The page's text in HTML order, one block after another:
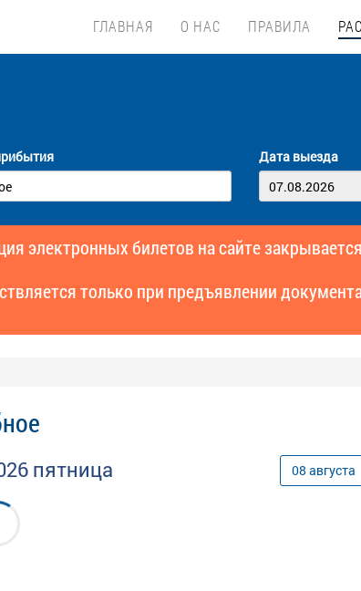
ГЛАВНАЯ О НАС ПРАВИЛА
Дата выезда
электронных билетов на сайте
только при предъявлении
пятница 08 августа